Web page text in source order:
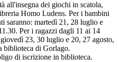
all'insegna dei giochi in scatola,
Homo Ludens. Per i bambini
saranno: martedì 21, 28 luglio e
Per i ragazzi dagli 11 ai 14
23, 30 luglio e 20, 27 agosto,
biblioteca di Gorlago.
di iscrizione in biblioteca.